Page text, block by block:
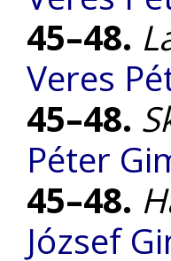
45–48.
Veres
45–48.
Péter
45–48.
József